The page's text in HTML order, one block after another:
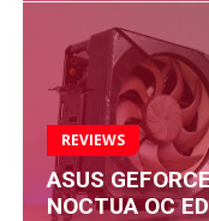
REVIEWS
ASUS
NOCTUA OC